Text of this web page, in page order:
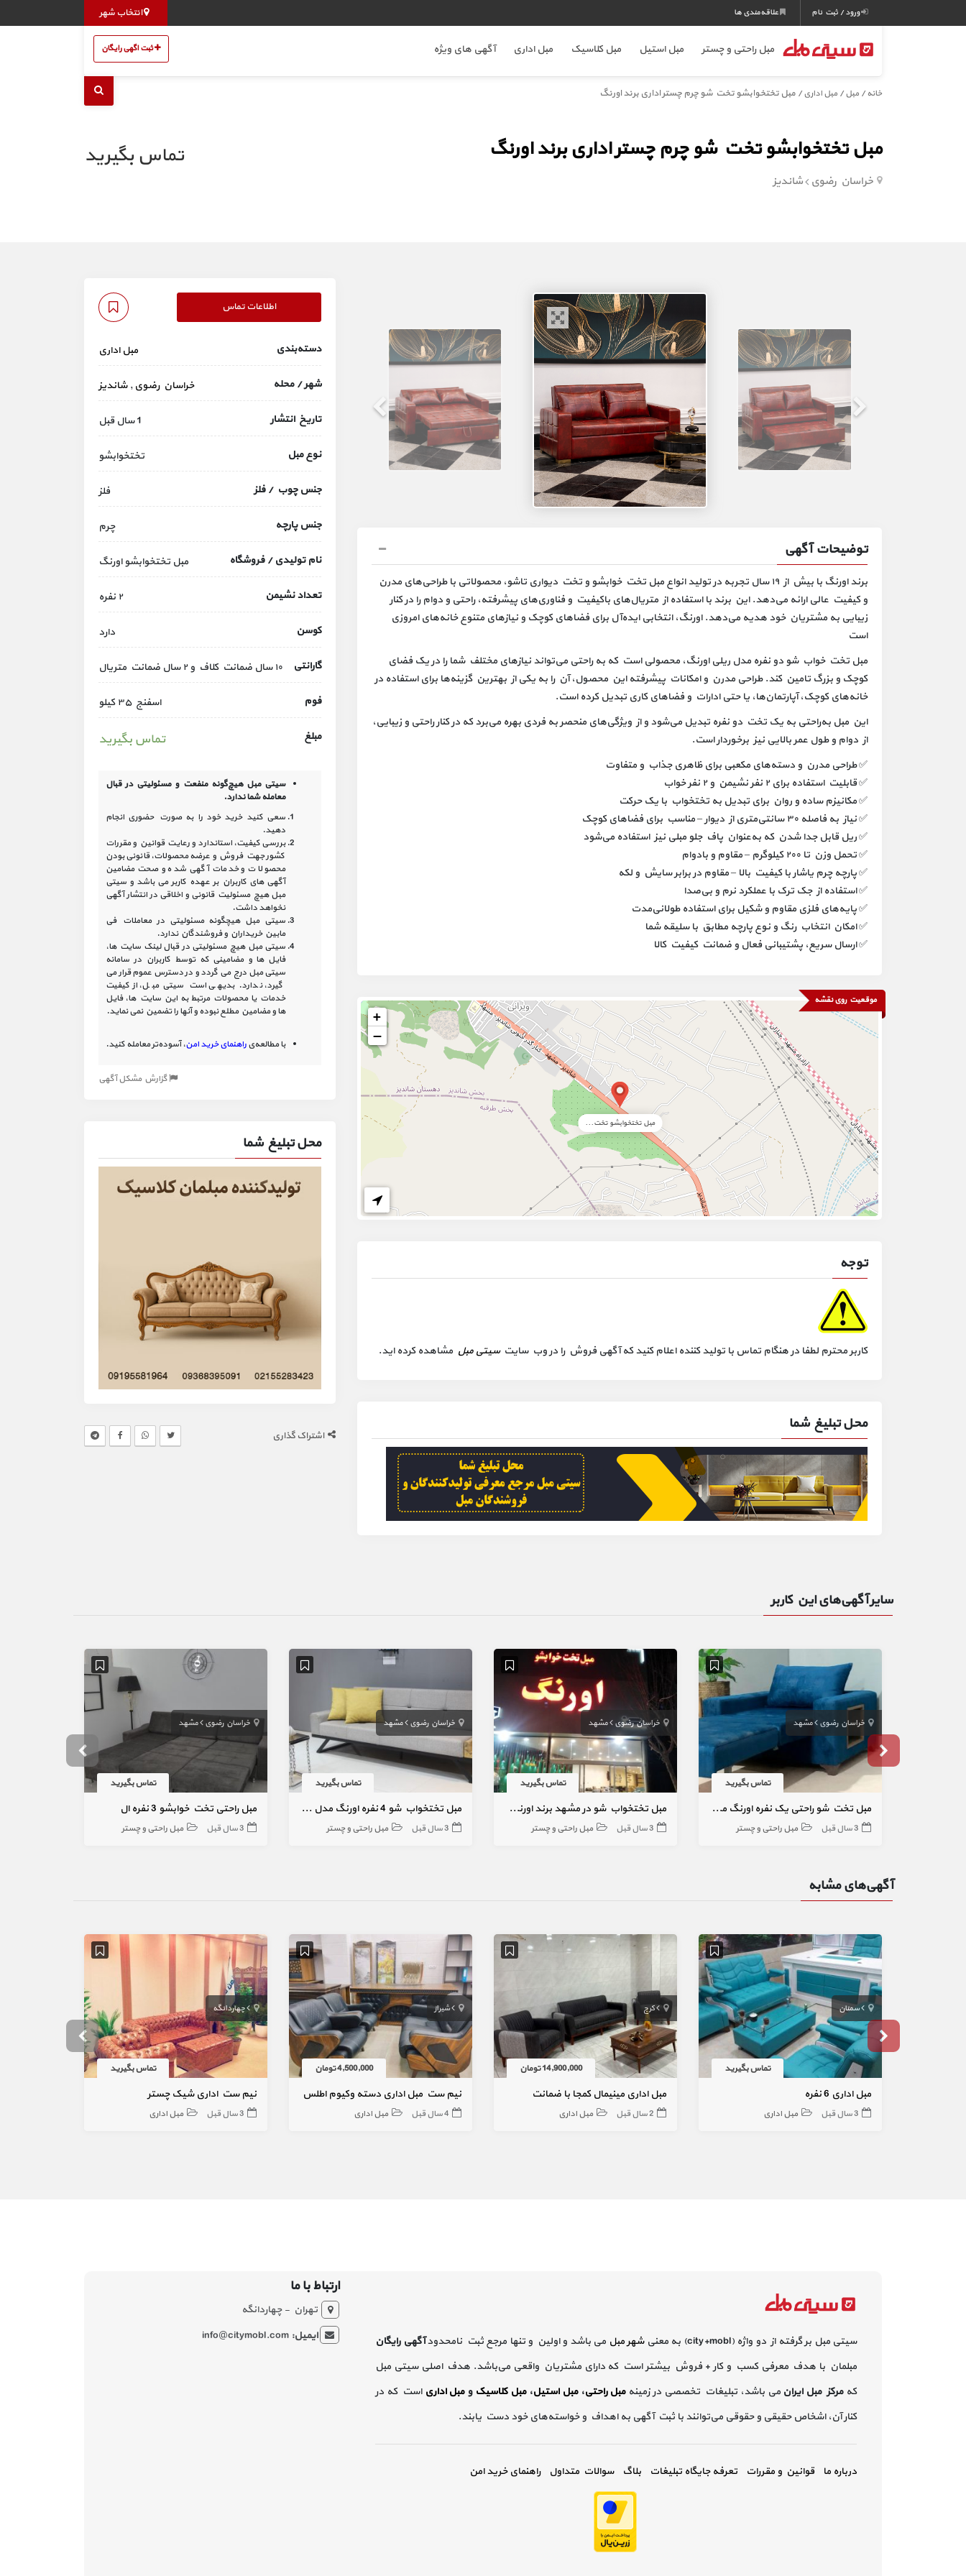
انتخاب شهر ورود / ثبت نام علاقه‌مندی ها
مبل راحتی و چستر مبل استیل مبل کلاسیک مبل اداری آگهی های ویژه ثبت اگهی رایگان
خانه / مبل/ مبل اداری/ مبل تختخوابشو تخت شو چرم چستر اداری برند اورنگ
مبل تختخوابشو تخت شو چرم چستر اداری برند اورنگ
خراسان رضوی شاندیز
تماس بگیرید
توضیحات آگهی
برند اورنگ با بیش از ۱۹ سال تجربه در تولید انواع مبل تخت خوابشو و تخت دیواری تاشو، محصولاتی با طراحی‌های مدرن
و کیفیت عالی ارائه می‌دهد. این برند با استفاده از متریال‌های باکیفیت و فناوری‌های پیشرفته، راحتی و دوام را در کنار
زیبایی به مشتریان خود هدیه می‌دهد. اورنگ، انتخابی ایده‌آل برای فضاهای کوچک و نیازهای متنوع خانه‌های امروزی
است
مبل تخت خواب شو دو نفره مدل ریلی اورنگ، محصولی است که به راحتی می‌تواند نیازهای مختلف شما را در یک فضای
کوچک و بزرگ تامین کند. طراحی مدرن و امکانات پیشرفته این محصول، آن را به یکی از بهترین گزینه‌ها برای استفاده در
خانه‌های کوچک، آپارتمان‌ها، یا حتی ادارات و فضاهای کاری تبدیل کرده است.
این مبل به‌راحتی به یک تخت دو نفره تبدیل می‌شود و از ویژگی‌های منحصر به فردی بهره می‌برد که در کنار راحتی و زیبایی،
از دوام و طول عمر بالایی نیز برخوردار است.
✅ طراحی مدرن و دسته‌های مکعبی برای ظاهری جذاب و متفاوت
✅ قابلیت استفاده برای ۲ نفر نشیمن و ۲ نفر خواب
✅ مکانیزم ساده و روان برای تبدیل به تختخواب با یک حرکت
✅ نیاز به فاصله ۳۰ سانتی‌متری از دیوار – مناسب برای فضاهای کوچک
✅ ریل قابل جدا شدن که به‌عنوان پاف جلو مبلی نیز استفاده می‌شود
✅ تحمل وزن تا ۲۰۰ کیلوگرم – مقاوم و بادوام
✅ پارچه چرم یاشار با کیفیت بالا – مقاوم در برابر سایش و لکه
✅ استفاده از جک ترک با عملکرد نرم و بی‌صدا
✅ پایه‌های فلزی مقاوم و شکیل برای استفاده طولانی‌مدت
✅ امکان انتخاب رنگ و نوع پارچه مطابق با سلیقه شما
✅ ارسال سریع، پشتیبانی فعال و ضمانت کیفیت کالا
موقعیت روی نقشه
مبل تختخوابشو تخت...
+
−
توجه
کاربر محترم لطفا در هنگام تماس با تولید کننده اعلام کنید که آگهی فروش را در وب سایتسیتی مبل مشاهده کرده اید.
محل تبلیغ شما
اطلاعات تماس
دسته‌بندی مبل اداری
شهر / محله خراسان رضوی,شاندیز
تاریخ انتشار 1 سال قبل
نوع مبل تختخوابشو
جنس چوب / فلز فلز
جنس پارچه چرم
نام تولیدی / فروشگاه مبل تختخوابشو اورنگ
تعداد نشیمن ۲ نفره
کوسن دارد
گارانتی ۱۰ سال ضمانت کلاف و ۲ سال ضمانت متریال
فوم اسفنج ۳۵ کیلو
مبلغ تماس بگیرید
سیتی مبل هیچ‌گونه منفعت و مسئولیتی درقبال
معامله شما ندارد.
سعی کنید خرید خود را به صورت حضوری انجام
دهید.
بررسی کیفیت، استاندارد و رعایت قوانین و مقررات
کشور جهت فروش و عرضه محصولات، قانونی بودن
محصولات و خدمات آگهی شده و صحت مضامین
آگهی‏ های کاربران بر عهده کاربر می باشد و سیتی
مبل هیچ مسئولیت قانونی و اخلاقی در انتشار آگهی
نخواهد داشت.
سیتی مبل هیچگونه مسئولیتی در معاملات فی
مابین خریداران و فروشندگان ندارد.
سیتی مبل هیچ مسئولیتی در قبال لینک‏ سایت ‏ها،
فایل ‏ها و مضامینی که توسط کاربران در سامانه‏
سیتی مبل درج می گردد و در دسترس عموم قرار می
گیرد، ندارد. بدیهی است سیتی مبل، از کیفیت
خدمات یا محصولات مرتبط به این سایت‏ ها، فایل
ها و مضامین مطلع نبوده و آنها را تضمین نمی نماید.
با مطالعه‌یراهنمای خرید امن، آسوده‌تر معامله کنید.
گزارش مشکل آگهی
محل تبلیغ شما
اشتراک گذاری
سایر آگهی‌های این کاربر
خراسان رضوی مشهد
تماس بگیرید
مبل تخت شو راحتی یک نفره اورنگ مشهد مدل زیرهم رو دسته باکسی
3 سال قبل مبل راحتی و چستر
خراسان رضوی مشهد
تماس بگیرید
مبل تختخواب شو در مشهد برند اورنگ ارسال به سراسر کشور
3 سال قبل مبل راحتی و چستر
خراسان رضوی مشهد
تماس بگیرید
مبل تختخواب شو 4 نفره اورنگ مدل کینگ کافی تیبل تختشو با 10 سال ضمانت کلاف
3 سال قبل مبل راحتی و چستر
خراسان رضوی مشهد
تماس بگیرید
مبل راحتی تخت خوابشو 3 نفره ال
3 سال قبل مبل راحتی و چستر
آگهی‌های مشابه
سمنان
تماس بگیرید
مبل اداری 6 نفره
3 سال قبل مبل اداری
کرج
14,900,000 تومان
مبل اداری مینیمال کمجا با ضمانت
2 سال قبل مبل اداری
شیراز
4,500,000 تومان
نیم ست مبل اداری دسته وکیوم اطلس
4 سال قبل مبل اداری
چهاردانگه
تماس بگیرید
نیم ست اداری شیک چستر
3 سال قبل مبل اداری
سیتی مبل بر گرفته از دو واژه (city+mobl) به معنی شهر مبل می باشد و اولین و تنها مرجع ثبت نامحدودآگهی رایگان
مبلمان با هدف معرفی کسب و کار + فروش بیشتر است که دارای مشتریان واقعی می‌باشد. هدف اصلی سیتی مبل
کهمرکز مبل ایران می باشد، تبلیغات تخصصی در زمینه مبل راحتی،مبل استیل،مبل کلاسیک ومبل اداری است که در
کنار آن، اشخاص حقیقی و حقوقی می‌توانند با ثبت آگهی به اهداف و خواسته‌های خود دست یابند.
درباره ما قوانین و مقررات تعرفه جایگاه تبلیغات بلاگ سوالات متداول راهنمای خرید امن
ارتباط با ما
تهران - چهاردانگه
ایمیل: info@citymobl.com